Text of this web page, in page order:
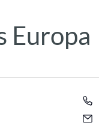
Europa